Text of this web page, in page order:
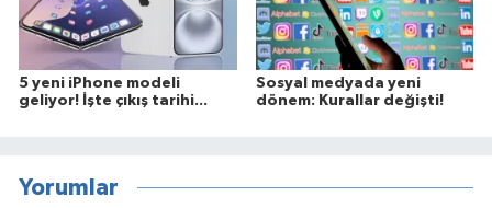
5 yeni iPhone modeli
geliyor! İşte çıkış tarihi...
Sosyal medyada yeni
dönem: Kurallar değişti!
Yorumlar